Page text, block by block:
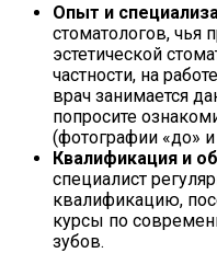
Опыт и
стоматологов, чья
эстетической
частности, на
врач занимается
попросите
(фотографии «до» и
Квалификация и
специалист
квалификацию,
курсы по
зубов.